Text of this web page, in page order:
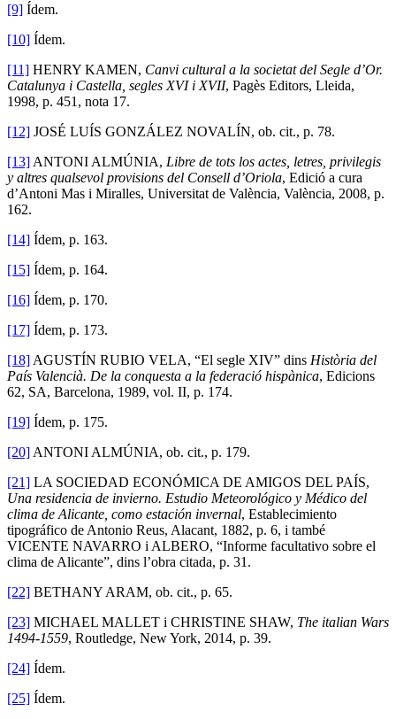
[9] Ídem.
[10] Ídem.
[11] HENRY KAMEN, Canvi cultural a la societat del Segle d’Or.
Catalunya i Castella, segles XVI i XVII, Pagès Editors, Lleida,
1998, p. 451, nota 17.
[12] JOSÉ LUÍS GONZÁLEZ NOVALÍN, ob. cit., p. 78.
[13] ANTONI ALMÚNIA, Libre de tots los actes, letres, privilegis
y altres qualsevol provisions del Consell d’Oriola, Edició a cura
d’Antoni Mas i Miralles, Universitat de València, València, 2008, p.
162.
[14] Ídem, p. 163.
[15] Ídem, p. 164.
[16] Ídem, p. 170.
[17] Ídem, p. 173.
[18] AGUSTÍN RUBIO VELA, “El segle XIV” dins Història del
País Valencià. De la conquesta a la federació hispànica, Edicions
62, SA, Barcelona, 1989, vol. II, p. 174.
[19] Ídem, p. 175.
[20] ANTONI ALMÚNIA, ob. cit., p. 179.
[21] LA SOCIEDAD ECONÓMICA DE AMIGOS DEL PAÍS,
Una residencia de invierno. Estudio Meteorológico y Médico del
clima de Alicante, como estación invernal, Establecimiento
tipográfico de Antonio Reus, Alacant, 1882, p. 6, i també
VICENTE NAVARRO i ALBERO, “Informe facultativo sobre el
clima de Alicante”, dins l’obra citada, p. 31.
[22] BETHANY ARAM, ob. cit., p. 65.
[23] MICHAEL MALLET i CHRISTINE SHAW, The italian Wars
1494-1559, Routledge, New York, 2014, p. 39.
[24] Ídem.
[25] Ídem.